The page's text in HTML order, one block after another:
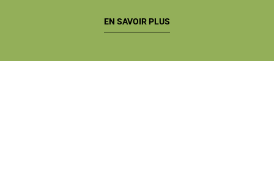
EN SAVOIR PLUS